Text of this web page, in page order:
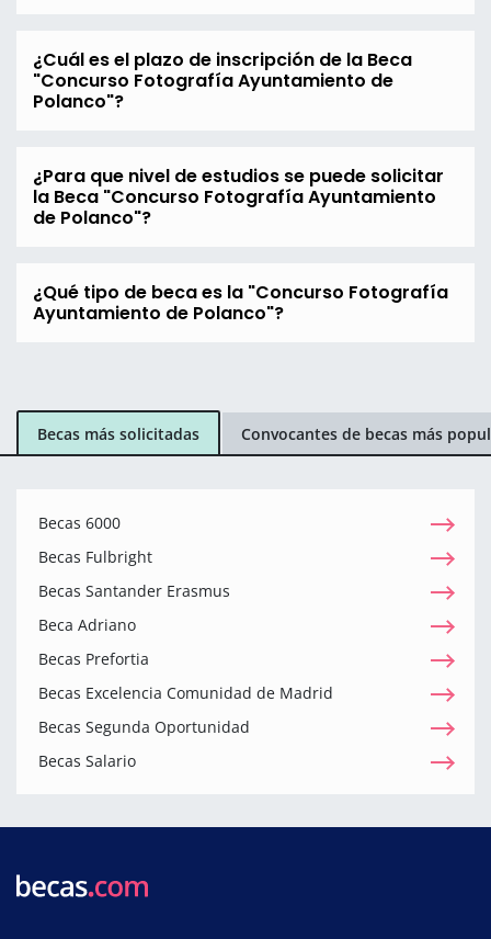
¿Cuál es el plazo de inscripción de la Beca
"Concurso Fotografía Ayuntamiento de
Polanco"?
¿Para que nivel de estudios se puede solicitar
la Beca "Concurso Fotografía Ayuntamiento
de Polanco"?
¿Qué tipo de beca es la "Concurso Fotografía
Ayuntamiento de Polanco"?
Becas más solicitadas Convocantes de becas más
Becas 6000
Becas Fulbright
Becas Santander Erasmus
Beca Adriano
Becas Prefortia
Becas Excelencia Comunidad de Madrid
Becas Segunda Oportunidad
Becas Salario